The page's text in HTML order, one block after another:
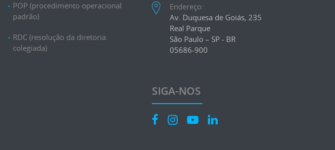
POP (procedimento operacional
padrão)
RDC (resolução da diretoria
colegiada)
Endereço:
Av. Duquesa de Goiás, 235
Real Parque
São Paulo – SP - BR
05686-900
SIGA-NOS